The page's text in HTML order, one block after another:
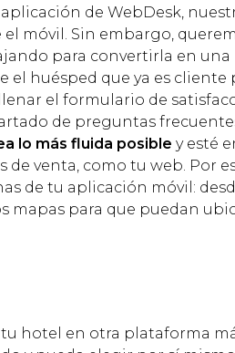
de WebDesk,
móvil. Sin embargo,
para convertirla en una
el huésped que ya es cliente
el formulario de
de preguntas
lo más fluida posible y esté
venta, como tu web. Por
de tu aplicación móvil:
mapas para que puedan
hotel en otra plataforma